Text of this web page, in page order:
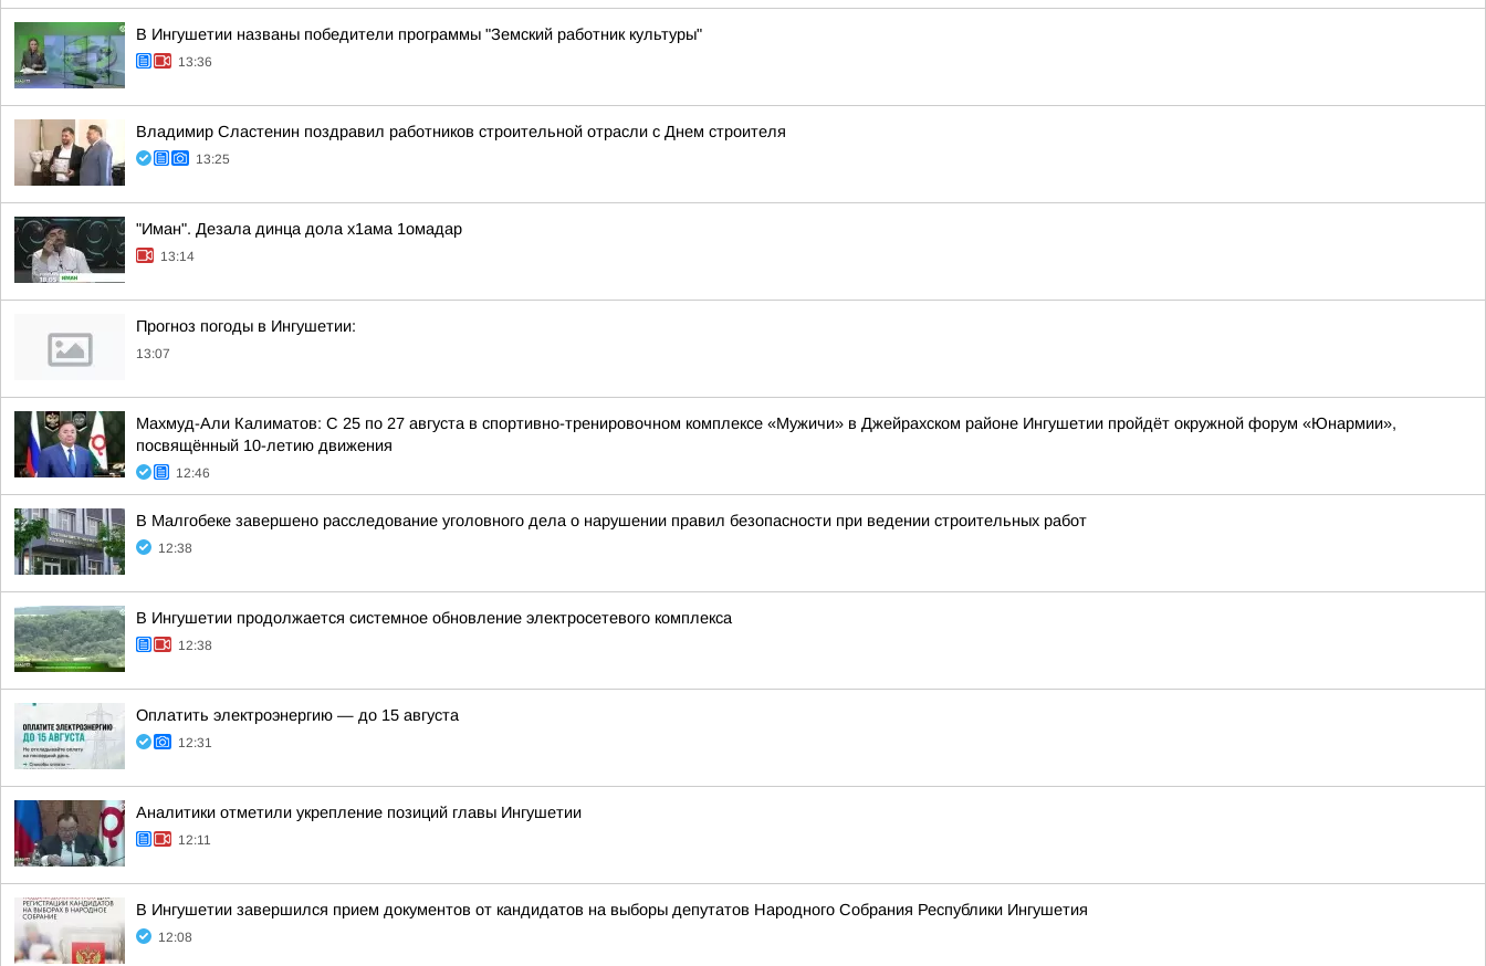
В Ингушетии названы победители программы "Земский работник культуры"
13:36
Владимир Сластенин поздравил работников строительной отрасли с Днем строителя
13:25
"Иман". Дезала динца дола х1ама 1омадар
13:14
Прогноз погоды в Ингушетии:
13:07
Махмуд-Али Калиматов: С 25 по 27 августа в спортивно-тренировочном комплексе «Мужичи» в Джейрахском районе Ингушетии пройдёт окружной форум «Юнармии»,
посвящённый 10-летию движения
12:46
В Малгобеке завершено расследование уголовного дела о нарушении правил безопасности при ведении строительных работ
12:38
В Ингушетии продолжается системное обновление электросетевого комплекса
12:38
Оплатить электроэнергию — до 15 августа
12:31
Аналитики отметили укрепление позиций главы Ингушетии
12:11
В Ингушетии завершился прием документов от кандидатов на выборы депутатов Народного Собрания Республики Ингушетия
12:08